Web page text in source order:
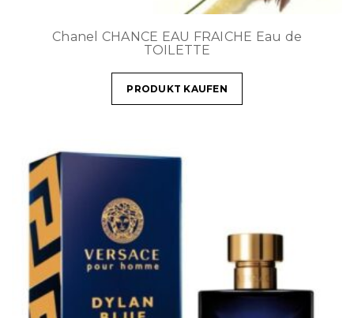
Chanel CHANCE EAU FRAICHE Eau de
TOILETTE
PRODUKT KAUFEN